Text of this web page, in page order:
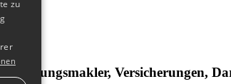
Versicherungen,
zu